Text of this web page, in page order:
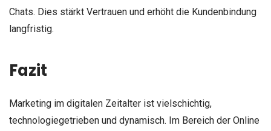
Chats. Dies stärkt Vertrauen und erhöht die Kundenbindung
langfristig.
Fazit
Marketing im digitalen Zeitalter ist vielschichtig,
technologiegetrieben und dynamisch. Im Bereich der Online